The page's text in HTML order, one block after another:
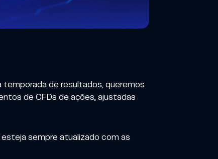
temporada de resultados, queremos
de CFDs de ações, ajustadas
sempre atualizado com as